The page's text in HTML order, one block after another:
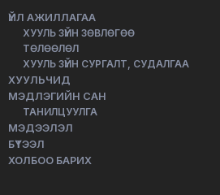
ҮЙЛ АЖИЛЛАГАА
ХУУЛЬ ЗҮЙН ЗӨВЛӨГӨӨ
ТӨЛӨӨЛӨЛ
ХУУЛЬ ЗҮЙН СУРГАЛТ, СУДАЛГАА
ХУУЛЬЧИД
МЭДЛЭГИЙН САН
ТАНИЛЦУУЛГА
МЭДЭЭЛЭЛ
БҮТЭЭЛ
ХОЛБОО БАРИХ